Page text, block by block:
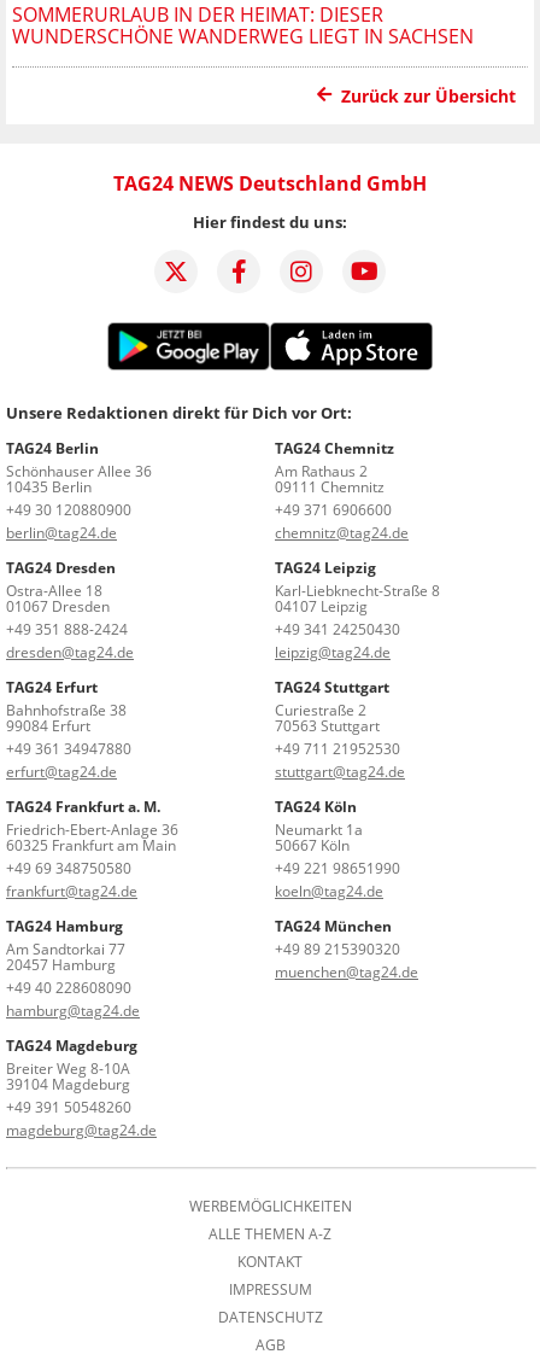
SOMMERURLAUB IN DER HEIMAT: DIESER
WUNDERSCHÖNE WANDERWEG LIEGT IN SACHSEN
Zurück zur Übersicht
TAG24 NEWS Deutschland GmbH
Hier findest du uns:
Unsere Redaktionen direkt für Dich vor Ort:
TAG24 Berlin
Schönhauser Allee 36
10435 Berlin
+49 30 120880900
berlin@tag24.de
TAG24 Chemnitz
Am Rathaus 2
09111 Chemnitz
+49 371 6906600
chemnitz@tag24.de
TAG24 Dresden
Ostra-Allee 18
01067 Dresden
+49 351 888-2424
dresden@tag24.de
TAG24 Leipzig
Karl-Liebknecht-Straße 8
04107 Leipzig
+49 341 24250430
leipzig@tag24.de
TAG24 Erfurt
Bahnhofstraße 38
99084 Erfurt
+49 361 34947880
erfurt@tag24.de
TAG24 Stuttgart
Curiestraße 2
70563 Stuttgart
+49 711 21952530
stuttgart@tag24.de
TAG24 Frankfurt a. M.
Friedrich-Ebert-Anlage 36
60325 Frankfurt am Main
+49 69 348750580
frankfurt@tag24.de
TAG24 Köln
Neumarkt 1a
50667 Köln
+49 221 98651990
koeln@tag24.de
TAG24 Hamburg
Am Sandtorkai 77
20457 Hamburg
+49 40 228608090
hamburg@tag24.de
TAG24 München
+49 89 215390320
muenchen@tag24.de
TAG24 Magdeburg
Breiter Weg 8-10A
39104 Magdeburg
+49 391 50548260
magdeburg@tag24.de
WERBEMÖGLICHKEITEN
ALLE THEMEN A-Z
KONTAKT
IMPRESSUM
DATENSCHUTZ
AGB